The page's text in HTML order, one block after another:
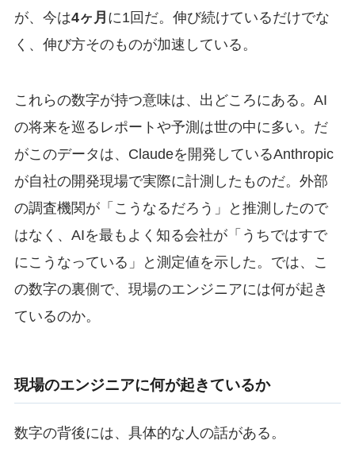
が、今は4ヶ月 に1回だ。伸び続けているだけでな
く、伸び方そのものが加速している。
これらの数字が持つ意味は、出どころにある。AI
の将来を巡るレポートや予測は世の中に多い。だ
がこのデータは、Claudeを開発しているAnthropic
が自社の開発現場で実際に計測したものだ。外部
の調査機関が「こうなるだろう」と推測したので
はなく、AIを最もよく知る会社が「うちではすで
にこうなっている」と測定値を示した。では、こ
の数字の裏側で、現場のエンジニアには何が起き
ているのか。
現場のエンジニアに何が起きているか
数字の背後には、具体的な人の話がある。